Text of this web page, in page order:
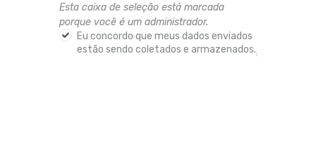
Esta caixa de seleção está marcada
porque você é um administrador.
Eu concordo que meus dados enviados
estão sendo coletados e armazenados.